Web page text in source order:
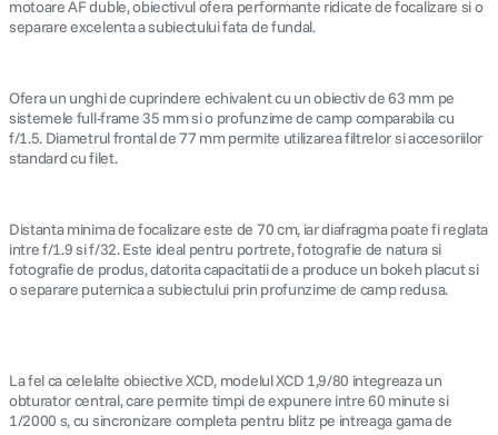
motoare AF duble, obiectivul ofera performante ridicate de focalizare si o
separare excelenta a subiectului fata de fundal.
Ofera un unghi de cuprindere echivalent cu un obiectiv de 63 mm pe
sistemele full-frame 35 mm si o profunzime de camp comparabila cu
f/1.5. Diametrul frontal de 77 mm permite utilizarea filtrelor si accesoriilor
standard cu filet.
Distanta minima de focalizare este de 70 cm, iar diafragma poate fi reglata
intre f/1.9 si f/32. Este ideal pentru portrete, fotografie de natura si
fotografie de produs, datorita capacitatii de a produce un bokeh placut si
o separare puternica a subiectului prin profunzime de camp redusa.
La fel ca celelalte obiective XCD, modelul XCD 1,9/80 integreaza un
obturator central, care permite timpi de expunere intre 60 minute si
1/2000 s, cu sincronizare completa pentru blitz pe intreaga gama de